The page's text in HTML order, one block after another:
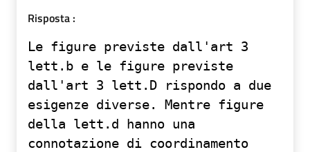
Risposta :
Le figure previste dall'art 3
lett.b e le figure previste
dall'art 3 lett.D rispondo a due
esigenze diverse. Mentre figure
della lett.d hanno una
connotazione di coordinamento